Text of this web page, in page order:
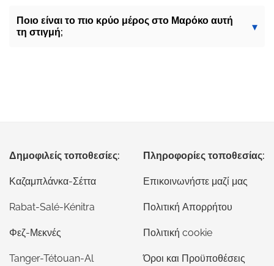
Ποιο είναι το πιο κρύο μέρος στο Μαρόκο αυτή
τη στιγμή;
Δημοφιλείς τοποθεσίες:
Καζαμπλάνκα-Σέττα
Rabat-Salé-Kénitra
Φεζ-Μεκνές
Tanger-Tétouan-Al
Πληροφορίες τοποθεσίας:
Επικοινωνήστε μαζί μας
Πολιτική Απορρήτου
Πολιτική cookie
Όροι και Προϋποθέσεις